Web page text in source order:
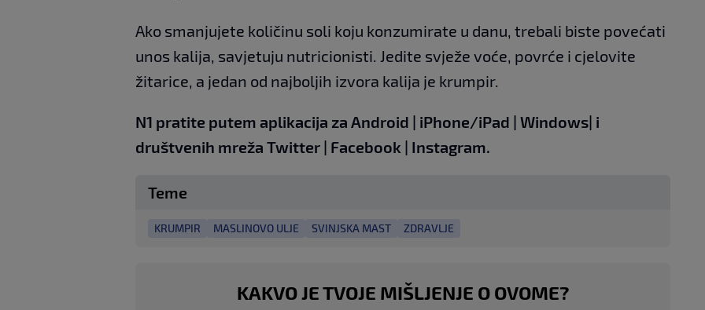
Ako smanjujete količinu soli koju konzumirate u danu, trebali biste povećati
unos kalija, savjetuju nutricionisti. Jedite svježe voće, povrće i cjelovite
žitarice, a jedan od najboljih izvora kalija je krumpir.
N1 pratite putem aplikacija za Android | iPhone/iPad | Windows| i
društvenih mreža Twitter | Facebook | Instagram.
Teme
KRUMPIR MASLINOVO ULJE SVINJSKA MAST ZDRAVLJE
KAKVO JE TVOJE MIŠLJENJE O OVOME?